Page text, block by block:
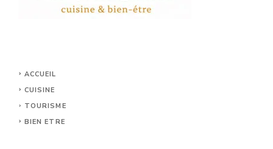
ACCUEIL
CUISINE
TOURISME
BIEN ETRE